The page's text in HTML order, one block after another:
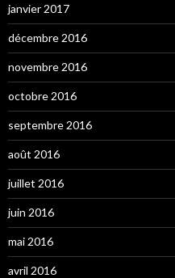
janvier 2017
décembre 2016
novembre 2016
octobre 2016
septembre 2016
août 2016
juillet 2016
juin 2016
mai 2016
avril 2016